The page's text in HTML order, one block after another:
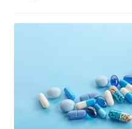
Base de données de produits
D’accord